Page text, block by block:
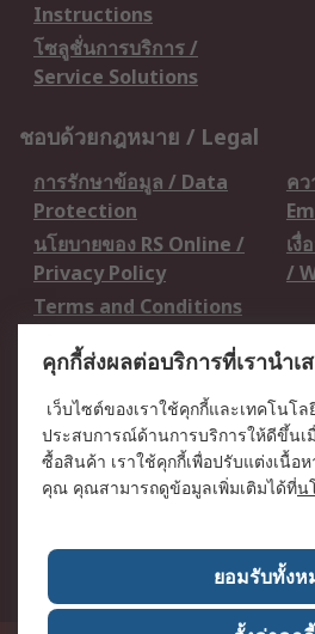
Instructions
โซลูชั่นการบริการ /
Service Solutions
ชอบด้วยกฎหมาย / Legal
การรักษาข้อมูล / Data
Protection
ค
นโยบายของ RS Online /
Privacy Policy
เงื่
/
Terms and Conditions
เกี่ยวกับ RS / About RS
RS ทั่วโลก / RS
Worldwide
ข่า
บริษัทในเครือ RS /
วิธี
เกี่ยวกับ RS / About RS
อา
คุกกี้ส่งผลต่อบริการที่เรานำ
เว็บไซต์ของเราใช้คุกกี้และเทคโนโ
ประสบการณ์ด้านการบริการให้ดีขึ้นเ
ซื้อสินค้า เราใช้คุกกี้เพื่อปรับแต่งเนื้อ
คุณ คุณสามารถดูข้อมูลเพิ่มเติมได้ที่น
ยอมรับทั้งห